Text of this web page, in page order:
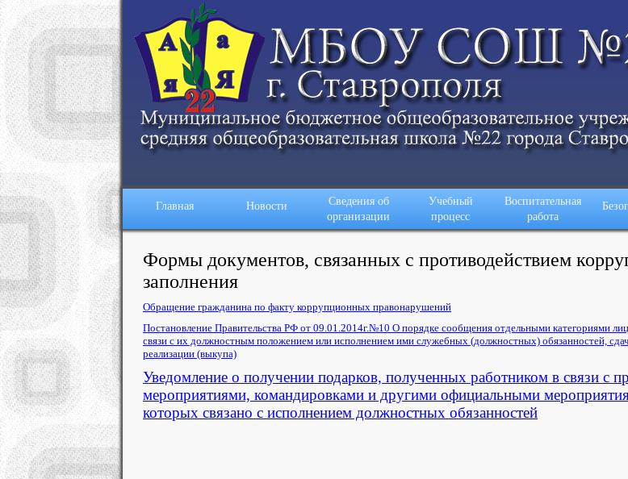
Главная Новости Сведения об
организации
Учебный
процесс
Воспитательная
работа
Формы документов, связанных с противодействием
заполнения
Обращение гражданина по факту коррупционных правонарушений
Постановление Правительства РФ от 09.01.2014г.№10 О порядке сообщения отдельными категориями
связи с их должностным положением или исполнением ими служебных (должностных) обязанностей,
реализации (выкупа)
Уведомление о получении подарков, полученных работником в связи с
мероприятиями, командировками и другими официальными
которых связано с исполнением должностных обязанностей